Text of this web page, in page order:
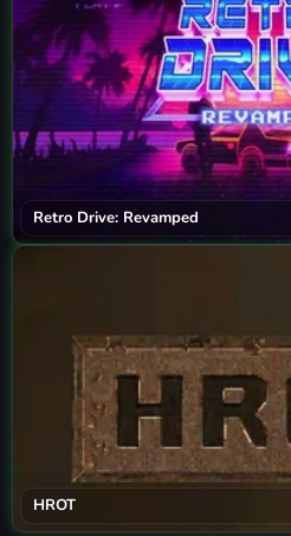
Retro Drive: Revamped
HROT